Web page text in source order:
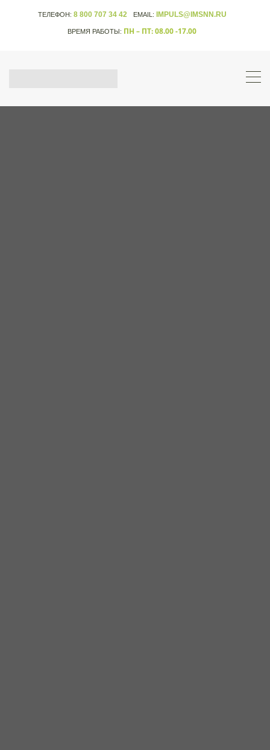
ТЕЛЕФОН: 8 800 707 34 42 EMAIL: IMPULS@IMSNN.RU
ВРЕМЯ РАБОТЫ: ПН – ПТ: 08.00 -17.00